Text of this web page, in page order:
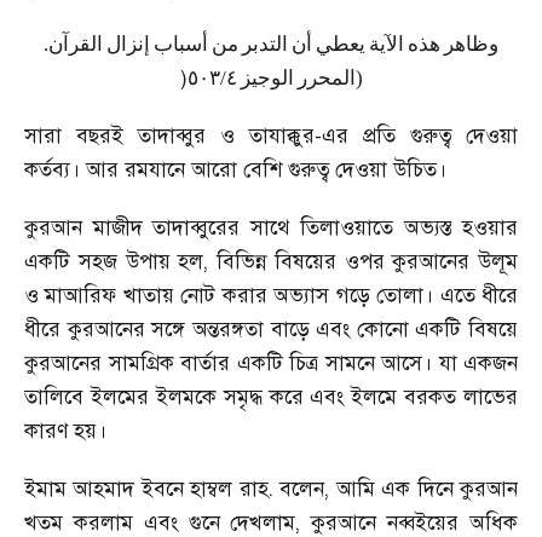
وظاهر هذه الآية يعطي أن التدبر من أسباب إنزال القرآن.
( المحرر الوجيز ٥٠٣/٤ )
সারা বছরই তাদাব্বুর ও তাযাক্কুর-এর প্রতি গুরুত্ব দেওয়া
কর্তব্য। আর রমযানে আরো বেশি গুরুত্ব দেওয়া উচিত।
কুরআন মাজীদ তাদাব্বুরের সাথে তিলাওয়াতে অভ্যস্ত হওয়ার
একটি সহজ উপায় হল,বিভিন্ন বিষয়ের ওপর কুরআনের উলূম
ও মাআরিফ খাতায় নোট করার অভ্যাস গড়ে তোলা। এতে ধীরে
ধীরে কুরআনের সঙ্গে অন্তরঙ্গতা বাড়ে এবং কোনো একটি বিষয়ে
কুরআনের সামগ্রিক বার্তার একটি চিত্র সামনে আসে। যা একজন
তালিবে ইলমের ইলমকে সমৃদ্ধ করে এবং ইলমে বরকত লাভের
কারণ হয়।
ইমাম আহমাদ ইবনে হাম্বল রাহ. বলেন,আমি এক দিনে কুরআন
খতম করলাম এবং গুনে দেখলাম,কুরআনে নব্বইয়ের অধিক